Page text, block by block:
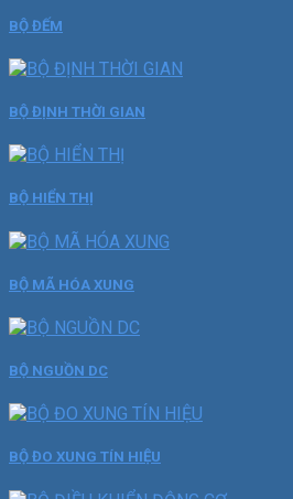
BỘ ĐẾM
BỘ ĐỊNH THỜI GIAN
BỘ HIỂN THỊ
BỘ MÃ HÓA XUNG
BỘ NGUỒN DC
BỘ ĐO XUNG TÍN HIỆU